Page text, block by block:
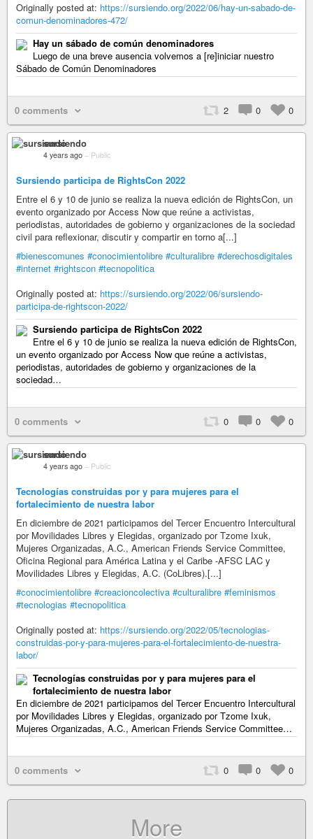
Originally posted at: https://sursiendo.org/2022/06/hay-un-sabado-de-
comun-denominadores-472/
Hay un sábado de común denominadores
Luego de una breve ausencia volvemos a [re]iniciar nuestro
Sábado de Común Denominadores
0 comments 2 0 0
sursiendo
4 years ago – Public
Sursiendo participa de RightsCon 2022
Entre el 6 y 10 de junio se realiza la nueva edición de RightsCon, un
evento organizado por Access Now que reúne a activistas,
periodistas, autoridades de gobierno y organizaciones de la sociedad
civil para reflexionar, discutir y compartir en torno a[...]
#bienescomunes #conocimientolibre #culturalibre #derechosdigitales
#internet #rightscon #tecnopolitica
Originally posted at: https://sursiendo.org/2022/06/sursiendo-
participa-de-rightscon-2022/
Sursiendo participa de RightsCon 2022
Entre el 6 y 10 de junio se realiza la nueva edición de RightsCon,
un evento organizado por Access Now que reúne a activistas,
periodistas, autoridades de gobierno y organizaciones de la
sociedad…
0 comments 0 0 0
sursiendo
4 years ago – Public
Tecnologías construidas por y para mujeres para el
fortalecimiento de nuestra labor
En diciembre de 2021 participamos del Tercer Encuentro Intercultural
por Movilidades Libres y Elegidas, organizado por Tzome Ixuk,
Mujeres Organizadas, A.C., American Friends Service Committee,
Oficina Regional para América Latina y el Caribe -AFSC LAC y
Movilidades Libres y Elegidas, A.C. (CoLibres).[...]
#conocimientolibre #creacioncolectiva #culturalibre #feminismos
#tecnologias #tecnopolitica
Originally posted at: https://sursiendo.org/2022/05/tecnologias-
construidas-por-y-para-mujeres-para-el-fortalecimiento-de-nuestra-
labor/
Tecnologías construidas por y para mujeres para el
fortalecimiento de nuestra labor
En diciembre de 2021 participamos del Tercer Encuentro Intercultural
por Movilidades Libres y Elegidas, organizado por Tzome Ixuk,
Mujeres Organizadas, A.C., American Friends Service Committee…
0 comments 0 0 0
More